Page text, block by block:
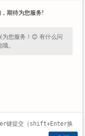
系统能够正常运
的空间。随着技术
适应新兴领域的需
和创新。
详细介绍
下一条：河北铝壳电阻是散热与可靠性很好的结合！
期待为您服务!
为您服务！😊 有什么问
。